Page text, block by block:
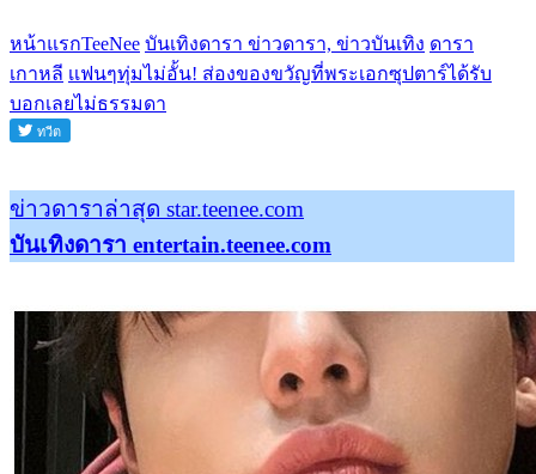
หน้าแรกTeeNee บันเทิงดารา ข่าวดารา, ข่าวบันเทิง ดารา
เกาหลี เเฟนๆทุ่มไม่อั้น! ส่องของขวัญที่พระเอกซุปตาร์ได้รับ
บอกเลยไม่ธรรมดา
ข่าวดาราล่าสุด star.teenee.com
บันเทิงดารา entertain.teenee.com